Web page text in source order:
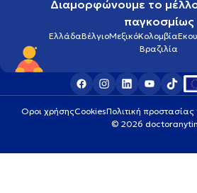
Διαμορφώνουμε το
παγκοσμίως
ΕλλάδαΒέλγιοΜεξικόΚολομβία
Βραζιλία
Οροι χρήσηςCookiesΠολιτική
© 2026